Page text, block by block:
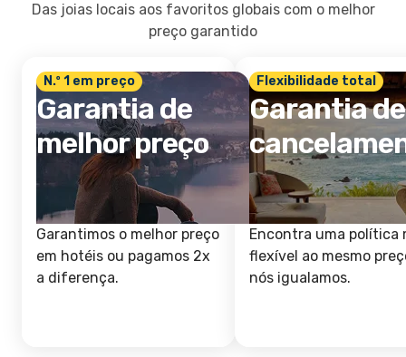
Das joias locais aos favoritos globais com o melhor
preço garantido
N.º 1 em preço
Garantia de
melhor preço
Garantimos o melhor preço
em hotéis ou pagamos 2x
a diferença.
Flexibilidade total
Garantia de
Encontra uma política
flexível ao mesmo
nós igualamos.